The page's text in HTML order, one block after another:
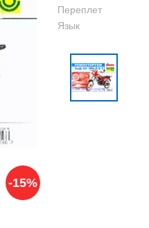
-15%
Переплет
Язык